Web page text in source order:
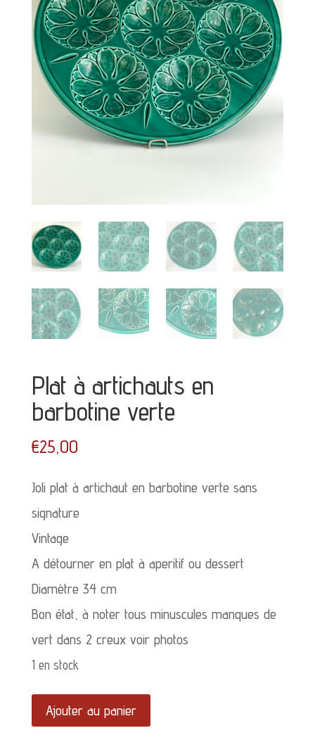
Plat à artichauts en
barbotine verte
€25,00
Joli plat à artichaut en barbotine verte sans
signature
Vintage
A détourner en plat à aperitif ou dessert
Diamètre 34 cm
Bon état, à noter tous minuscules manques de
vert dans 2 creux voir photos
1 en stock
quantité
de
Ajouter au panier